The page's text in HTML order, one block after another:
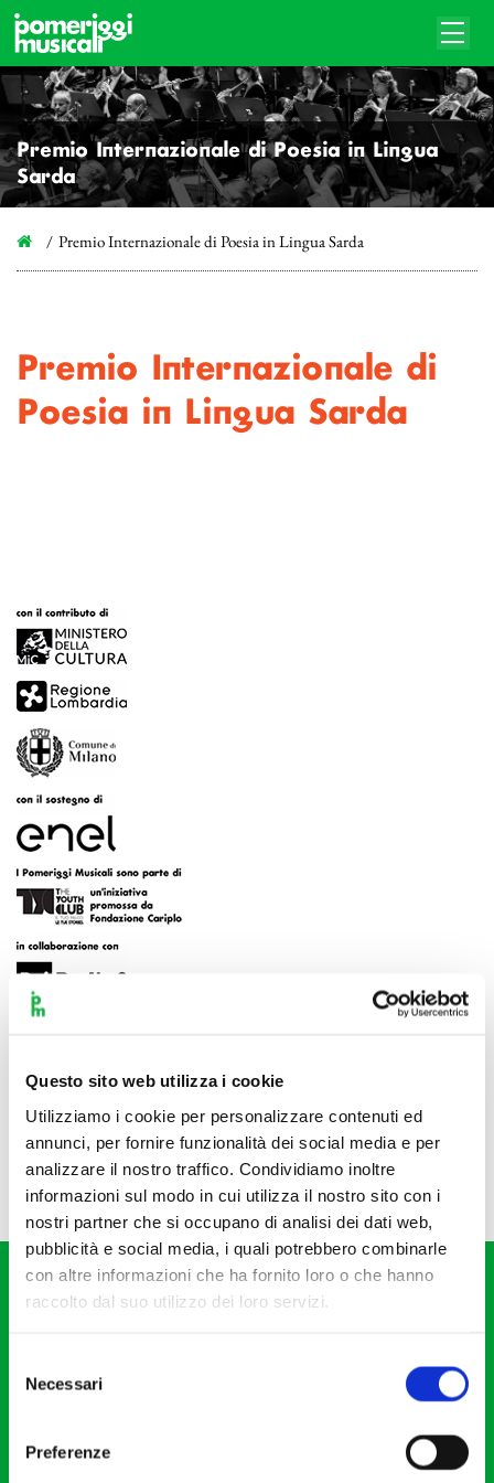
Questo sito web utilizza i cookie
Utilizziamo i cookie per personalizzare contenuti ed
annunci, per fornire funzionalità dei social media e per
analizzare il nostro traffico. Condividiamo inoltre
informazioni sul modo in cui utilizza il nostro sito con i
nostri partner che si occupano di analisi dei dati web,
pubblicità e social media, i quali potrebbero combinarle
con altre informazioni che ha fornito loro o che hanno
raccolto dal suo utilizzo dei loro servizi.
delNecessari
Preferenze
Premio Internazionale di Poesia in Lingua
Sarda
Premio Internazionale di Poesia in Lingua Sarda
Premio Internazionale di
Poesia in Lingua Sarda
20121 Milano